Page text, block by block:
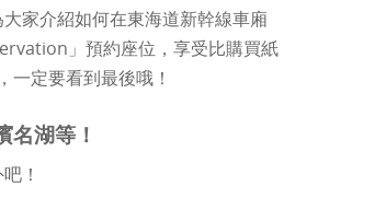
家介紹如何在東海道新幹線車廂
」預約座位，享受比購買紙
一定要看到最後哦！
湖等！
！